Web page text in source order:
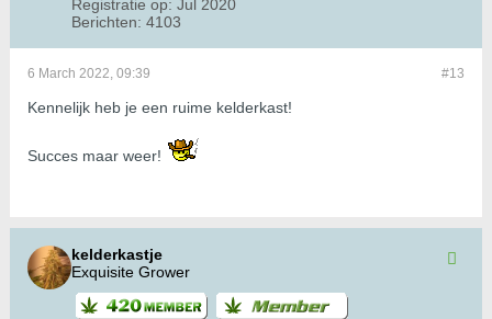
Registratie op: Jul 2020
Berichten: 4103
#13
6 March 2022, 09:39
Kennelijk heb je een ruime kelderkast!
Succes maar weer!
kelderkastje
Exquisite Grower